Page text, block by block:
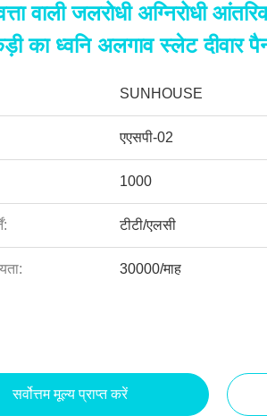
वाली जलरोधी अग्निरोधी
का ध्वनि अलगाव स्लेट दीवार
SUNHOUSE
एएसपी-02
1000
टीटी/एलसी
30000/माह
सर्वोत्तम मूल्य प्राप्त करें